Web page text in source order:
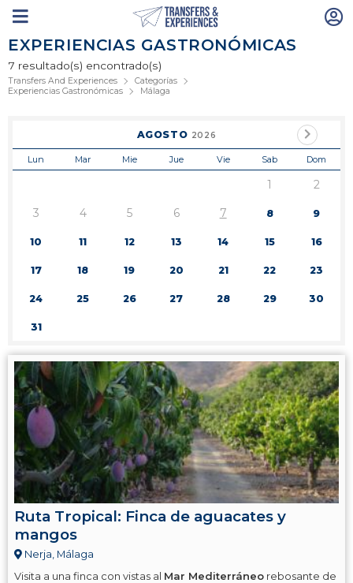
EXPERIENCIAS GASTRONÓMICAS
7 resultado(s) encontrado(s)
Transfers And Experiences
Categorías
Experiencias Gastronómicas
Málaga
AGOSTO 2026
Lun Mar Mie Jue Vie Sab Dom
1
2
3
4 5 6 7 8 9
10 11 12 13 14 15 16
17 18 19 20 21 22 23
24 25 26 27 28 29 30
31
Ruta Tropical: Finca de aguacates y
mangos
Nerja, Málaga
Visita a una finca con vistas al Mar Mediterráneo rebosante de